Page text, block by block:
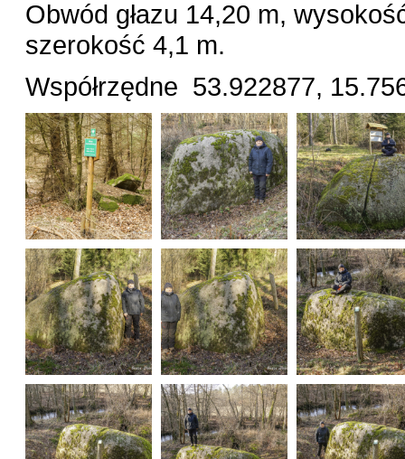
Obwód głazu 14,20 m,
szerokość 4,1 m.
Współrzędne 53.922877,